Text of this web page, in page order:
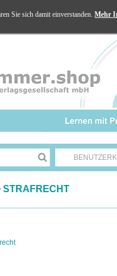
STRAFRECHT
Sie sich damit einverstanden.Mehr